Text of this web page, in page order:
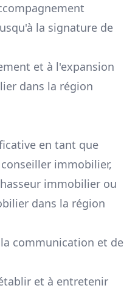
la signature de
et à l'expansion
dans la région
en tant que
immobilier,
immobilier ou
dans la région
communication et de
et à entretenir